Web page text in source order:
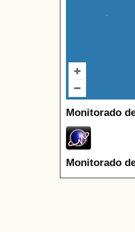
Monitorado
Monitorado